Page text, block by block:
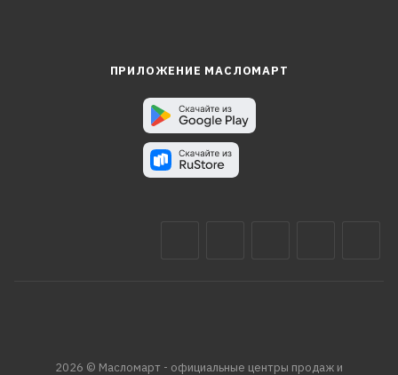
ПРИЛОЖЕНИЕ МАСЛОМАРТ
2026 © Масломарт - официальные центры продаж и